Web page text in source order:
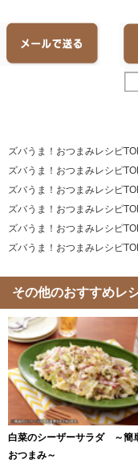
ズバうま！おつまみレシピ
ズバうま！おつまみレシピ
ズバうま！おつまみレシピ
ズバうま！おつまみレシピ
ズバうま！おつまみレシピ
ズバうま！おつまみレシピ
その他のおすすめレ
白菜のシーザーサラダ ～簡
おつまみ～